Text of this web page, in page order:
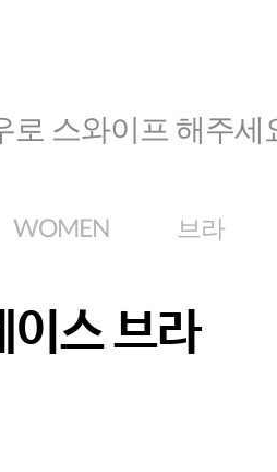
로 스와이프 해주세
WOMEN 브라
이스 브라